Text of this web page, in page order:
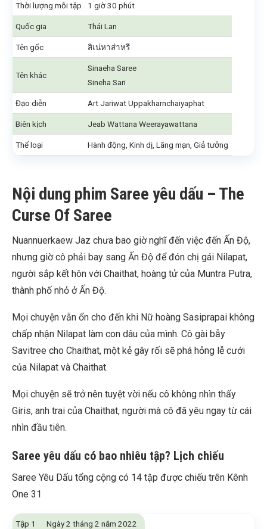
Thời lượng mỗi tập 1 giờ 30 phút
Quốc gia Thái Lan
Tên gốc สิเน่หาส่าหรี
Tên khác
Sinaeha Saree
Sineha Sari
Đạo diễn Art Jariwat Uppakharnchaiyaphat
Biên kịch Jeab Wattana Weerayawattana
Thể loại Hành động, Kinh dị, Lãng mạn, Giả tưởng
Nội dung phim Saree yêu dấu – The
Curse Of Saree
Nuannuerkaew Jaz chưa bao giờ nghĩ đến việc đến Ấn Độ,
nhưng giờ cô phải bay sang Ấn Độ để đón chị gái Nilapat,
người sắp kết hôn với Chaithat, hoàng tử của Muntra Putra,
thành phố nhỏ ở Ấn Độ.
Mọi chuyện vẫn ổn cho đến khi Nữ hoàng Sasiprapai không
chấp nhận Nilapat làm con dâu của mình. Cô gài bẫy
Savitree cho Chaithat, một kẻ gây rối sẽ phá hỏng lễ cưới
của Nilapat và Chaithat.
Mọi chuyện sẽ trở nên tuyệt vời nếu cô không nhìn thấy
Giris, anh trai của Chaithat, người mà cô đã yêu ngay từ cái
nhìn đầu tiên.
Saree yêu dấu có bao nhiêu tập? Lịch chiếu
Saree Yêu Dấu tổng cộng có 14 tập được chiếu trên Kênh
One 31
Tập 1 Ngày 2 tháng 2 năm 2022